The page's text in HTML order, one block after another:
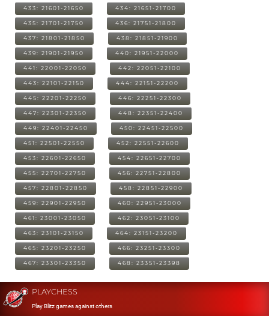
433: 21601-21650 434: 21651-21700
435: 21701-21750 436: 21751-21800
437: 21801-21850 438: 21851-21900
439: 21901-21950 440: 21951-22000
441: 22001-22050 442: 22051-22100
443: 22101-22150 444: 22151-22200
445: 22201-22250 446: 22251-22300
447: 22301-22350 448: 22351-22400
449: 22401-22450 450: 22451-22500
451: 22501-22550 452: 22551-22600
453: 22601-22650 454: 22651-22700
455: 22701-22750 456: 22751-22800
457: 22801-22850 458: 22851-22900
459: 22901-22950 460: 22951-23000
461: 23001-23050 462: 23051-23100
463: 23101-23150 464: 23151-23200
465: 23201-23250 466: 23251-23300
467: 23301-23350 468: 23351-23398
PLAYCHESS
Play Blitz games against others